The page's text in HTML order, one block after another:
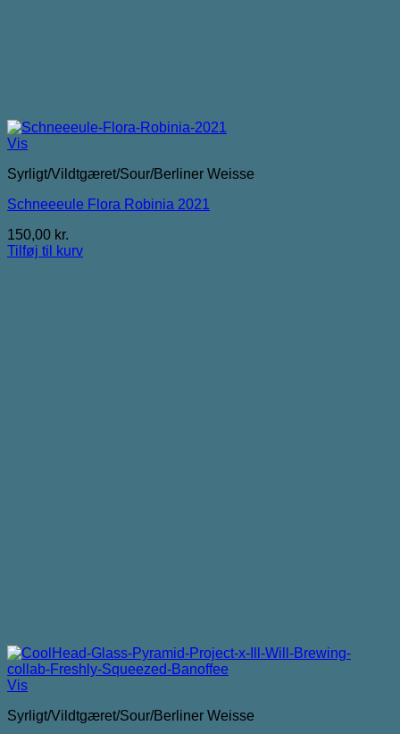
Vis
Syrligt/Vildtgæret/Sour/Berliner Weisse
Schneeeule Flora Robinia 2021
150,00 kr.
Tilføj til kurv
Vis
Syrligt/Vildtgæret/Sour/Berliner Weisse